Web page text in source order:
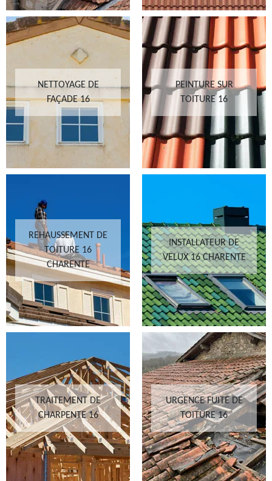
NETTOYAGE DE
FAÇADE 16
PEINTURE SUR
TOITURE 16
REHAUSSEMENT DE
TOITURE 16
CHARENTE
INSTALLATEUR DE
VELUX 16 CHARENTE
TRAITEMENT DE
CHARPENTE 16
URGENCE FUITE DE
TOITURE 16